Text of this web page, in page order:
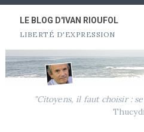
Aller
contenu
LE BLOG D'IVAN RIOUFOL
LIBERTÉ D'EXPRESSION
"Citoyens, il faut choisir :